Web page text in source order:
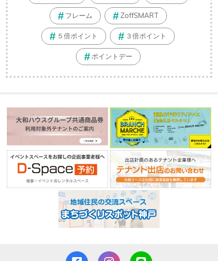
フレーム ZoffSMART
５倍ポイント ３倍ポイント
ポイントデー